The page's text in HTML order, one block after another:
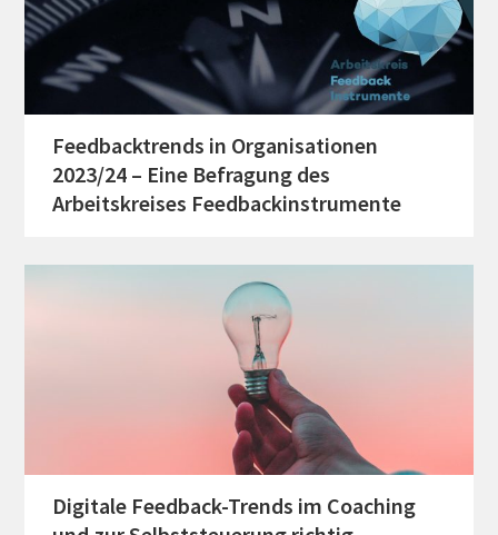
Feedbacktrends in Organisationen
2023/24 – Eine Befragung des
Arbeitskreises Feedbackinstrumente
Digitale Feedback-Trends im Coaching